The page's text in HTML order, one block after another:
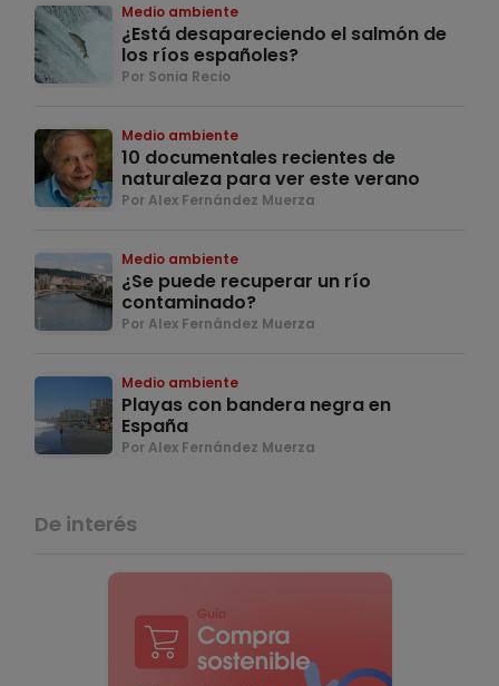
Medio ambiente
¿Está desapareciendo el salmón de
los ríos españoles?
Por Sonia Recio
Medio ambiente
10 documentales recientes de
naturaleza para ver este verano
Por Alex Fernández Muerza
Medio ambiente
¿Se puede recuperar un río
contaminado?
Por Alex Fernández Muerza
Medio ambiente
Playas con bandera negra en
España
Por Alex Fernández Muerza
De interés